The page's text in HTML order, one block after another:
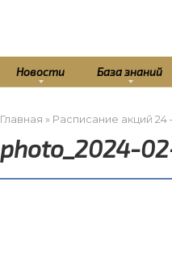
Новости База знаний
Главная » Расписание акций
photo_2024-